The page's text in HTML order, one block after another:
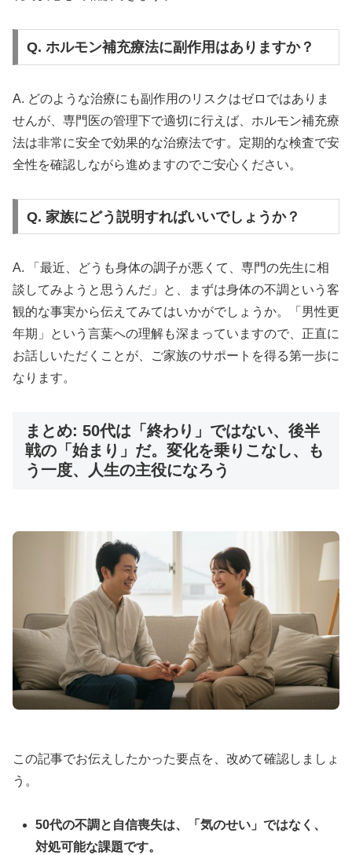
Q. ホルモン補充療法に副作用はありますか？
A. どのような治療にも副作用のリスクはゼロではありま
せんが、専門医の管理下で適切に行えば、ホルモン補充療
法は非常に安全で効果的な治療法です。定期的な検査で安
全性を確認しながら進めますのでご安心ください。
Q. 家族にどう説明すればいいでしょうか？
A. 「最近、どうも身体の調子が悪くて、専門の先生に相
談してみようと思うんだ」と、まずは身体の不調という客
観的な事実から伝えてみてはいかがでしょうか。「男性更
年期」という言葉への理解も深まっていますので、正直に
お話しいただくことが、ご家族のサポートを得る第一歩に
なります。
まとめ: 50代は「終わり」ではない、後半
戦の「始まり」だ。変化を乗りこなし、も
う一度、人生の主役になろう
この記事でお伝えしたかった要点を、改めて確認しましょ
う。
50代の不調と自信喪失は、「気のせい」ではなく、
対処可能な課題です。